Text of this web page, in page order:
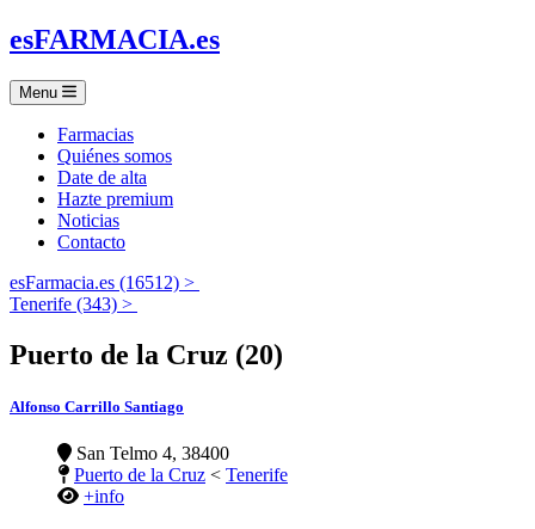
esFARMACIA.es
Menu
Farmacias
Quiénes somos
Date de alta
Hazte premium
Noticias
Contacto
esFarmacia.es (16512) >
Tenerife (343) >
Puerto de la Cruz (20)
Alfonso Carrillo Santiago
San Telmo 4, 38400
Puerto de la Cruz < Tenerife
+info